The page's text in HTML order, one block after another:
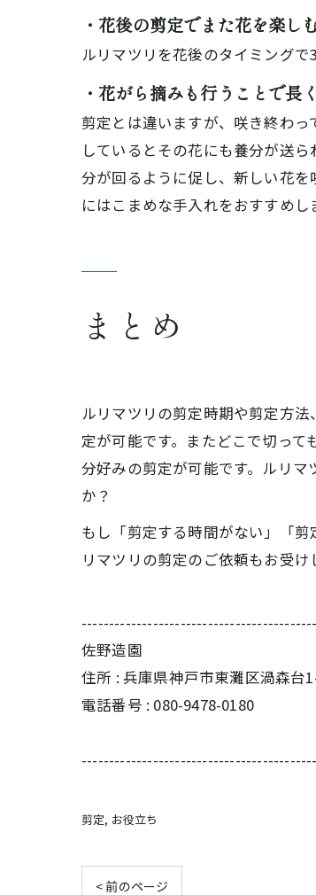
・花後の剪定でまた花を楽し
ルリマツリを花後のタイミング
・花がら摘みも行うことで長
剪定とは違いますが、咲き終わ
しているとその花にも養分が送
分が回るように促し、新しい花
にはこまめな手入れをおすすめし
まとめ
ルリマツリの剪定時期や剪定方
定が可能です。またどこで切っ
分好みの剪定が可能です。ルリ
か？
もし「剪定する時間がない」「
リマツリの剪定のご依頼もお受
佐野造園
住所 : 兵庫県神戸市東灘区渦森台
電話番号 : 080-9478-0180
剪定 お役立ち
< 前のページ